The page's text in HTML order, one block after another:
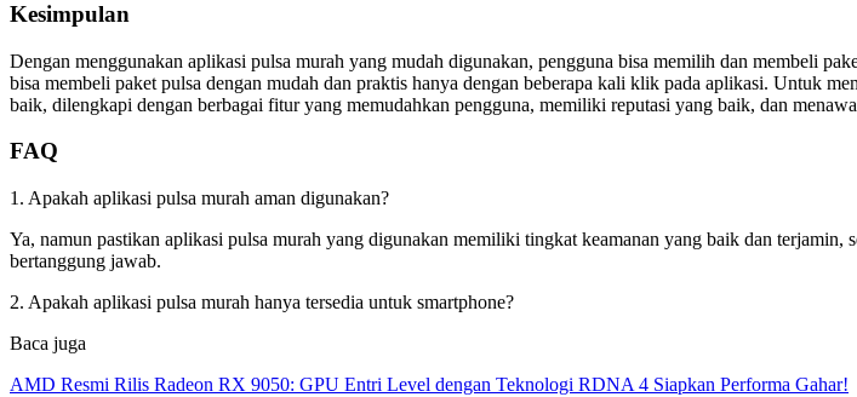
Kesimpulan
Dengan menggunakan aplikasi pulsa murah yang mudah digunakan, pengguna bisa memilih dan membeli
bisa membeli paket pulsa dengan mudah dan praktis hanya dengan beberapa kali klik pada aplikasi. Untuk
baik, dilengkapi dengan berbagai fitur yang memudahkan pengguna, memiliki reputasi yang baik, dan
FAQ
1. Apakah aplikasi pulsa murah aman digunakan?
Ya, namun pastikan aplikasi pulsa murah yang digunakan memiliki tingkat keamanan yang baik dan
bertanggung jawab.
2. Apakah aplikasi pulsa murah hanya tersedia untuk smartphone?
Baca juga
AMD Resmi Rilis Radeon RX 9050: GPU Entri Level dengan Teknologi RDNA 4 Siapkan Performa Gahar!